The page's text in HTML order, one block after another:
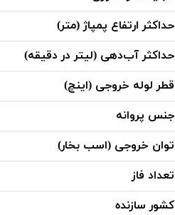
حداکثر ارتفاع پمپاژ (متر)
حداکثر آب‌دهی (لیتر در دقیقه)
قطر لوله خروجی (اینچ)
جنس پروانه
توان خروجی (اسب بخار)
تعداد فاز
کشور سازنده